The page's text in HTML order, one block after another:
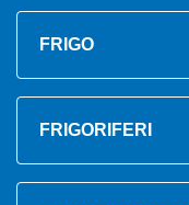
FRIGO
FRIGORIFERI